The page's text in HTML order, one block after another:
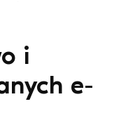
i
e-